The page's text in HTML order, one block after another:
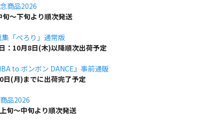
商品2026
旬～下旬より順次発送
「ぺろり」通常版
：10月8日(木)以降順次出荷予定
to ボンボン DANCE』事前通販
日(月)までに出荷完了予定
品2026
旬～中旬より順次発送